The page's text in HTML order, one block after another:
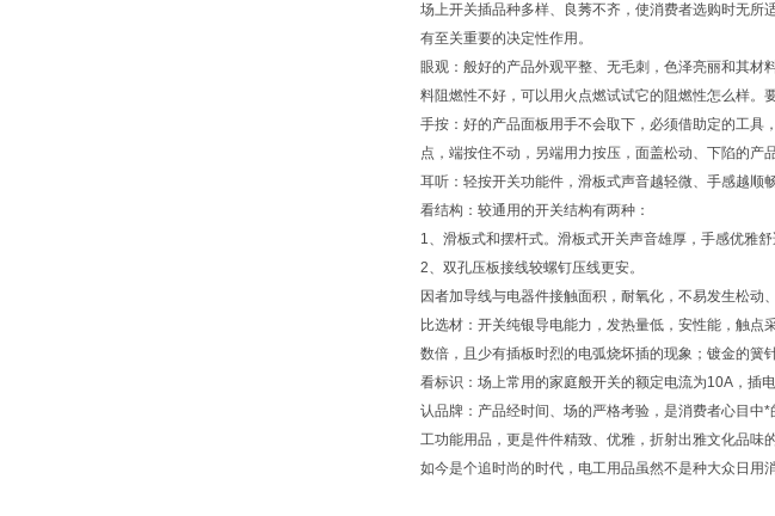
场上开关插品种多样、良莠不齐，使消费者选购时无所
有至关重要的决定性作用。
眼观：般好的产品外观平整、无毛刺，色泽亮丽和其
料阻燃性不好，可以用火点燃试试它的阻燃性怎么样。
手按：好的产品面板用手不会取下，必须借助定的工具
点，端按住不动，另端用力按压，面盖松动、下陷的产
耳听：轻按开关功能件，滑板式声音越轻微、手感越顺
看结构：较通用的开关结构有两种：
1、滑板式和摆杆式。滑板式开关声音雄厚，手感优雅
2、双孔压板接线较螺钉压线更安。
因者加导线与电器件接触面积，耐氧化，不易发生松动
比选材：开关纯银导电能力，发热量低，安性能，触
数倍，且少有插板时烈的电弧烧坏插的现象；镀金的簧
看标识：场上常用的家庭般开关的额定电流为10A，插
认品牌：产品经时间、场的严格考验，是消费者心目
工功能用品，更是件件精致、优雅，折射出雅文化品味的
如今是个追时尚的时代，电工用品虽然不是种大众日用